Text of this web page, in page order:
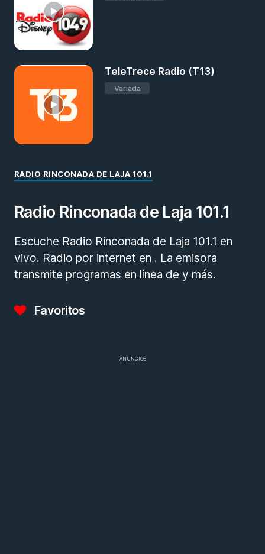
TeleTrece Radio (T13)
Variada
RADIO RINCONADA DE LAJA 101.1
Radio Rinconada de Laja 101.1
Escuche Radio Rinconada de Laja 101.1 en
vivo. Radio por internet en . La emisora
transmite programas en línea de y más.
Favoritos
ANUNCIOS